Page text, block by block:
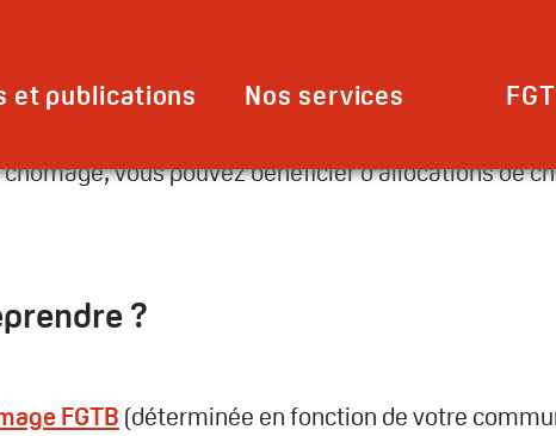
et publications Nos services
de chômage ?
vous pouvez bénéficier d’allocations de
?
FGTB (déterminée en fonction de votre